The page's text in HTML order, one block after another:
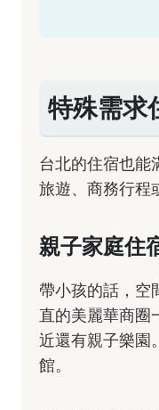
特殊需求
台北的住宿也能
旅遊、商務行程
親子家庭住
帶小孩的話，空
直的美麗華商圈
近還有親子樂園
館。